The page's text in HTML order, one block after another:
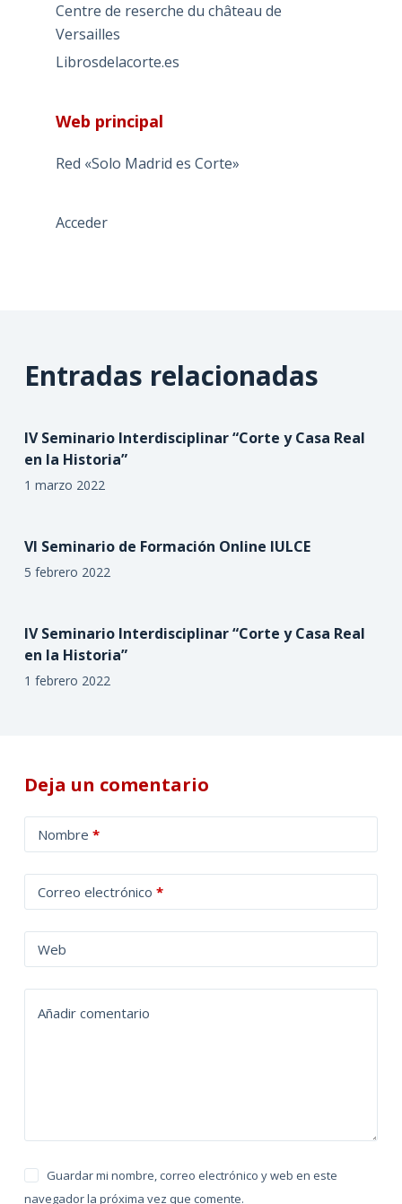
Centre de reserche du château de
Versailles
Librosdelacorte.es
Web principal
Red «Solo Madrid es Corte»
Acceder
Entradas relacionadas
IV Seminario Interdisciplinar “Corte y Casa Real
en la Historia”
1 marzo 2022
VI Seminario de Formación Online IULCE
5 febrero 2022
IV Seminario Interdisciplinar “Corte y Casa Real
en la Historia”
1 febrero 2022
Deja un comentario
Nombre *
Correo electrónico *
Web
Añadir comentario
Guardar mi nombre, correo electrónico y web en este
navegador la próxima vez que comente.
l
t
a
t